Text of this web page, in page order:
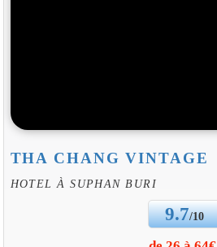
THA CHANG VINTAGE
HOTEL À SUPHAN BURI
9.7/10